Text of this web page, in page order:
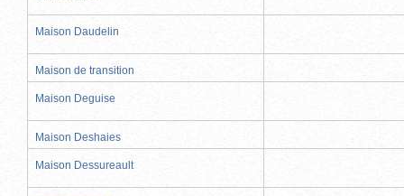
Maison Daudelin
Maison de transition
Maison Deguise
Maison Deshaies
Maison Dessureault